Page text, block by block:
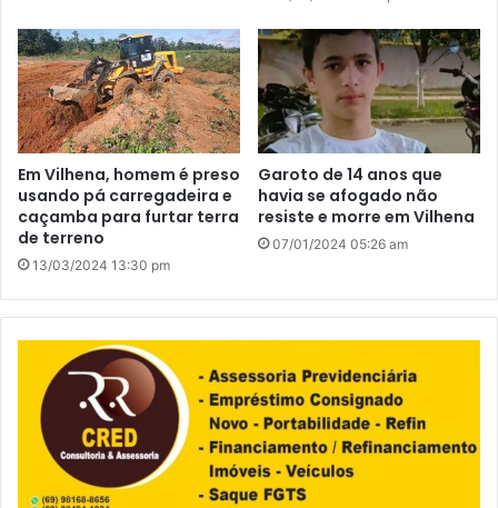
Em Vilhena, homem é preso
usando pá carregadeira e
caçamba para furtar terra
de terreno
13/03/2024 13:30 pm
Garoto de 14 anos que
havia se afogado não
resiste e morre em Vilhena
07/01/2024 05:26 am